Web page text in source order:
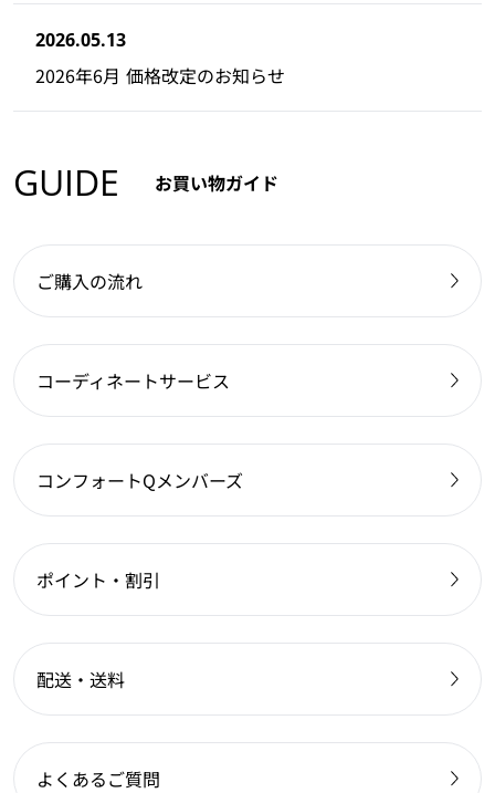
2026.05.13
2026年6月 価格改定のお知らせ
GUIDE お買い物ガイド
ご購入の流れ
コーディネートサービス
コンフォートQメンバーズ
ポイント・割引
配送・送料
よくあるご質問